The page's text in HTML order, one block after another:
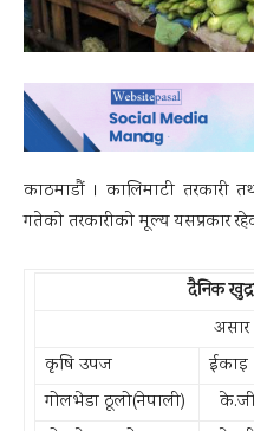
काठमाडाैं । कालिमाटी
गतेकाे तरकारीकाे मूल्य यसप्रकार
दैनिक
कृषि उपज
ईकाइ
गोलभेडा ठूलो(नेपाली)